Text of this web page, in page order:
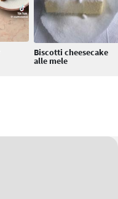
Biscotti cheesecake
alle mele